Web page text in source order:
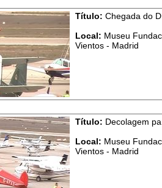
Título: Chegada do
Local: Museu
Vientos - Madrid
Título: Decolagem
Local: Museu
Vientos - Madrid